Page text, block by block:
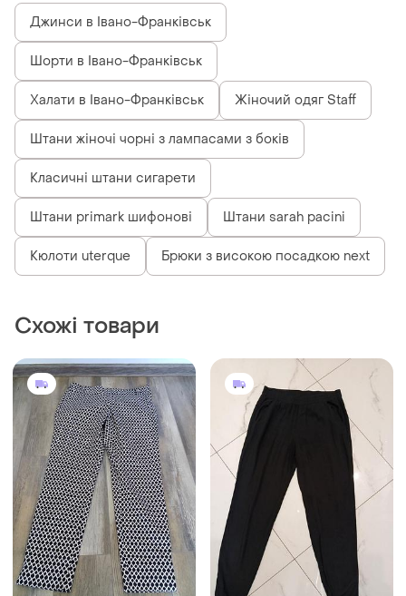
Джинси в Івано-Франківськ
Шорти в Івано-Франківськ
Халати в Івано-Франківськ Жіночий одяг Staff
Штани жіночі чорні з лампасами з боків
Класичні штани сигарети
Штани primark шифонові Штани sarah pacini
Кюлоти uterque Брюки з високою посадкою next
Схожі товари